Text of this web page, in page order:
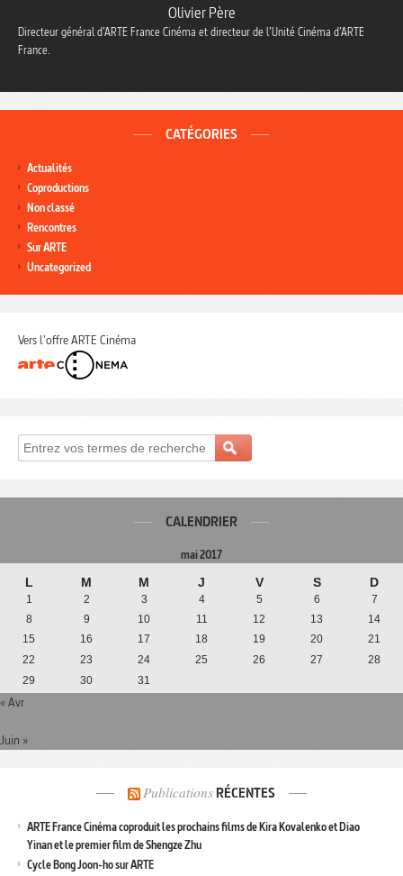
Olivier Père
Directeur général d’ARTE France Cinéma et directeur de l’Unité Cinéma d’ARTE
France.
CATÉGORIES
Actualités
Coproductions
Non classé
Rencontres
Sur ARTE
Uncategorized
Vers l'offre ARTE Cinéma
CALENDRIER
mai 2017
L M M J V S D
1 2 3 4 5 6
7
8
9 10 11 12 13
14
15
16 17 18 19 20
21
22
23 24 25 26 27
28
29
30 31
« Avr
Juin »
Publications RÉCENTES
ARTE France Cinéma coproduit les prochains films de Kira Kovalenko et Diao
Yinan et le premier film de Shengze Zhu
Cycle Bong Joon-ho sur ARTE